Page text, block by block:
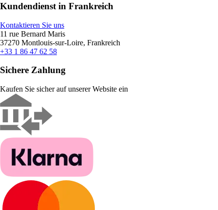
Kundendienst in Frankreich
Kontaktieren Sie uns
11 rue Bernard Maris
37270 Montlouis-sur-Loire, Frankreich
+33 1 86 47 62 58
Sichere Zahlung
Kaufen Sie sicher auf unserer Website ein